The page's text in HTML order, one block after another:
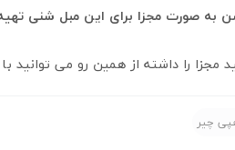
به صورت مجزا برای این مبل شنی
مجزا را داشته از همین رو می توانید
چیر